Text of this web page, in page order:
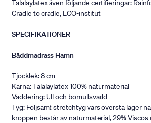
Talalaylatex även följande certifieringar:
Cradle to cradle, ECO-institut
SPECIFIKATIONER
Bäddmadrass Hamn
Tjocklek: 8 cm
Kärna: Talalaylatex 100% naturmaterial
Vaddering: Ull och bomullsvadd
Tyg: Följsamt stretchtyg vars översta lager
kroppen består av naturmaterial, 29% Viscos